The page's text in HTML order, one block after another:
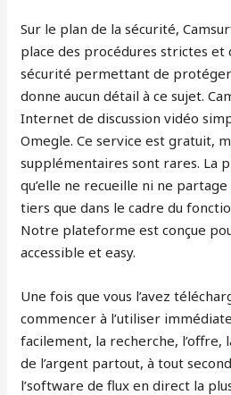
Sur le plan de la sécurité,
place des procédures strictes et
sécurité permettant de protéger
donne aucun détail à ce sujet.
Internet de discussion vidéo
Omegle. Ce service est gratuit,
supplémentaires sont rares. La
qu’elle ne recueille ni ne
tiers que dans le cadre du
Notre plateforme est conçue
accessible et easy.
Une fois que vous l’avez
commencer à l’utiliser
facilement, la recherche, l’offre,
de l’argent partout, à tout
l’software de flux en direct la